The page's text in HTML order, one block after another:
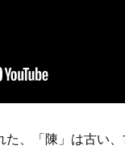
た、「陳」は古い